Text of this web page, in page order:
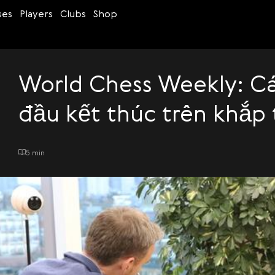
Players Clubs Shop
World Chess Weekly:
đầu kết thúc trên khắp
5 min